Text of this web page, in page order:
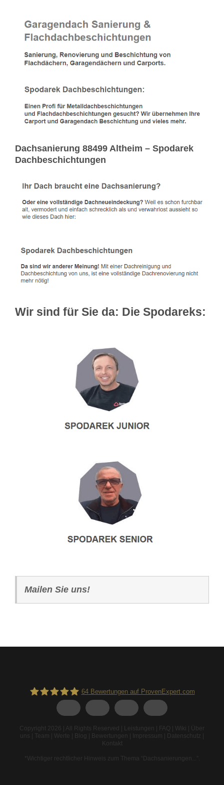
Dachsanierung 88499 Altheim – Spodarek
Dachbeschichtungen
Wir sind für Sie da: Die Spodareks:
Mailen Sie uns!
64Bewertungen auf ProvenExpert.com
Copyright 2026 | All Rights Reserved | Leistungen FAQ Wiki
Über
uns
Team Werte Blog Bewertungen Impressum Datenschutz
Kontakt
*Wichtiger rechtlicher Hinweis zum Thema “Dachsanierungen...” .